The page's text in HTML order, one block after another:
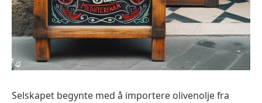
Selskapet begynte med å importere olivenolje fra